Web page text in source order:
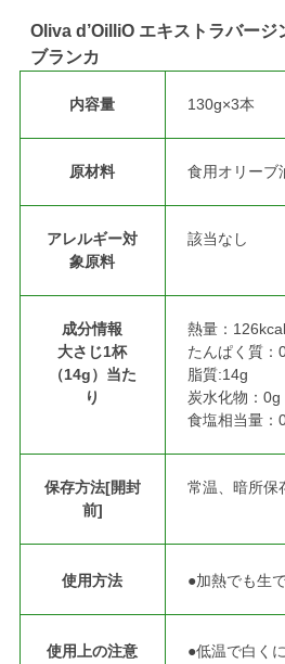
Oliva d’OilliO エキストラバージ
ブランカ
内容量 130g×3本
原材料 食用オリーブ
アレルギー対
象原料
該当なし
成分情報
大さじ1杯
（14g）当た
り
熱量：126kcal
たんぱく質：
脂質:14g
炭水化物：0g
食塩相当量：
保存方法[開封
前]
常温、暗所保
使用方法 ●加熱でも生
使用上の注意
●低温で白く